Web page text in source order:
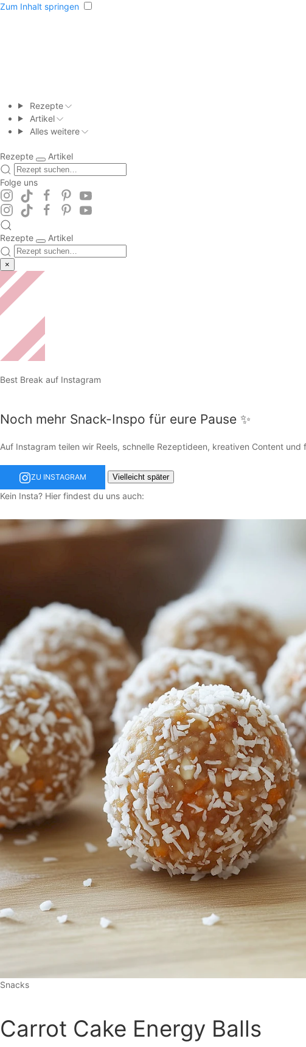
Zum Inhalt springen
Rezepte
Artikel
Alles weitere
Rezepte Artikel
Folge uns
Rezepte Artikel
×
Best Break auf Instagram
Noch mehr Snack-Inspo für eure Pause ✨
Auf Instagram teilen wir Reels, schnelle Rezeptideen, kreativen Content
ZU INSTAGRAM Vielleicht später
Kein Insta? Hier findest du uns auch:
Snacks
Carrot Cake Energy Balls